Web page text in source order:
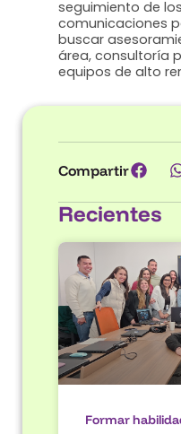
seguimiento de
comunicaciones
buscar
área, consultoría
equipos de alto
Compartir
Recientes
Formar